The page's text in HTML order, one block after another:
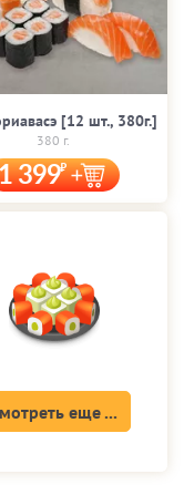
[12 шт., 380г.]
380 г.
399
еще ...